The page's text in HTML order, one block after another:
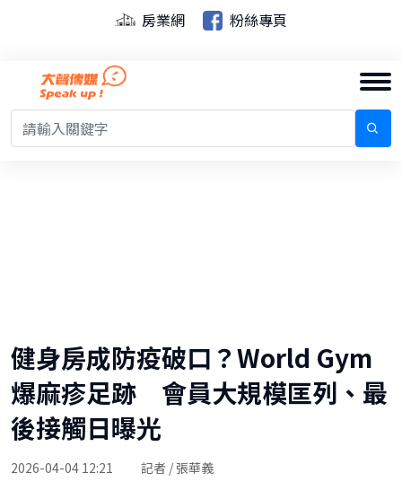
房業網 粉絲專頁
健身房成防疫破口？World Gym
爆麻疹足跡 會員大規模匡列、最
後接觸日曝光
2026-04-04 12:21 記者 / 張華義